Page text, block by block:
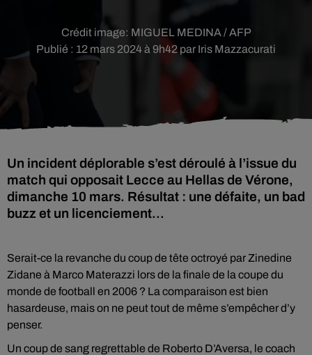
Publié : 12 mars 2024 à 9h42 par Iris Mazzacurati
Crédit image: MIGUEL MEDINA / AFP
Un incident déplorable s’est déroulé à l’issue du
match qui opposait Lecce au Hellas de Vérone,
dimanche 10 mars. Résultat : une défaite, un bad
buzz et un licenciement...
Serait-ce la revanche du coup de tête octroyé par Zinedine
Zidane à Marco Materazzi lors de la finale de la coupe du
monde de football en 2006 ? La comparaison est bien
hasardeuse, mais on ne peut tout de même s’empêcher d’y
penser.
Un coup de sang regrettable de Roberto D’Aversa, le coach